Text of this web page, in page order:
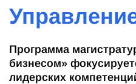
Программа
бизнесом»
лидерских